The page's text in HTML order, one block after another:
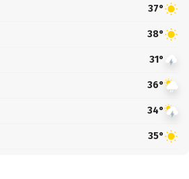
37°
38°
31°
36°
34°
35°